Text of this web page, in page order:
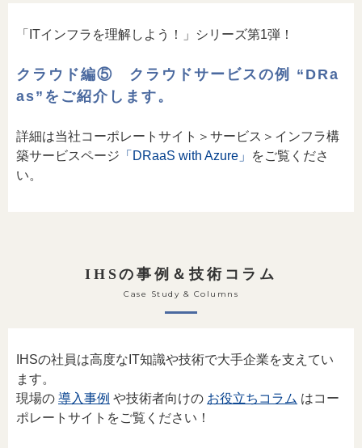
「ITインフラを理解しよう！」シリーズ第1弾！
クラウド編⑤ クラウドサービスの例 “DRa
as”をご紹介します。
詳細は当社コーポレートサイト＞サービス＞インフラ構
築サービスページ 「DRaaS with Azure」
をご覧くださ
い。
IHSの事例＆技術コラム
Case Study & Columns
IHSの社員は高度なIT知識や技術で大手企業を支えてい
ます。
現場の 導入事例 や技術者向けの お役立ちコラム はコー
ポレートサイトをご覧ください！